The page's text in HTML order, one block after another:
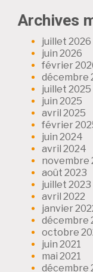
Archives
juillet 2026
juin 2026
février
décembre
juillet 2025
juin 2025
avril 2025
février
juin 2024
avril 2024
novembre
août 2023
juillet 2023
avril 2022
janvier
décembre
octobre
juin 2021
mai 2021
décembre